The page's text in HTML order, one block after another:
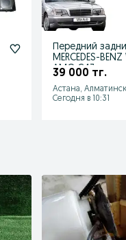
Передний
MERCEDES-
AMG C43
39 000 тг.
Астана,
Сегодня в 10:31